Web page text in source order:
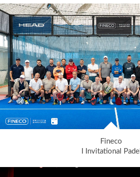
Fineco
I Invitational Padel